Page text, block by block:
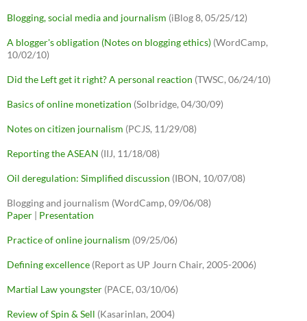
Blogging, social media and journalism (iBlog 8, 05/25/12)
A blogger's obligation (Notes on blogging ethics) (WordCamp,
10/02/10)
Did the Left get it right? A personal reaction (TWSC, 06/24/10)
Basics of online monetization (Solbridge, 04/30/09)
Notes on citizen journalism (PCJS, 11/29/08)
Reporting the ASEAN (IIJ, 11/18/08)
Oil deregulation: Simplified discussion (IBON, 10/07/08)
Blogging and journalism (WordCamp, 09/06/08)
Paper | Presentation
Practice of online journalism (09/25/06)
Defining excellence (Report as UP Journ Chair, 2005-2006)
Martial Law youngster (PACE, 03/10/06)
Review of Spin & Sell (Kasarinlan, 2004)